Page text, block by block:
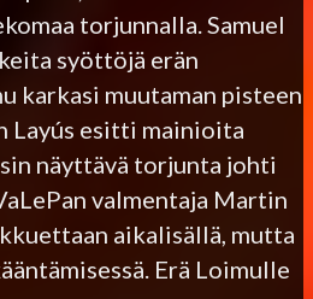
torjunnalla. Samuel
syöttöjä erän
karkasi muutaman pisteen
Layús esitti mainioita
näyttävä torjunta johti
valmentaja Martin
aikalisällä, mutta
Erä Loimulle